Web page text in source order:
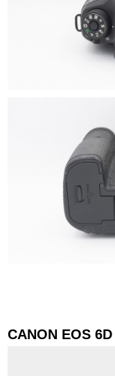
CANON EOS